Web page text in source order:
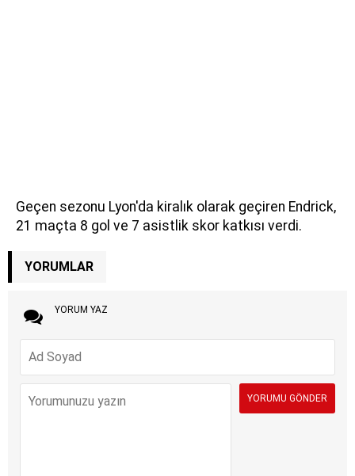
Geçen sezonu Lyon'da kiralık olarak geçiren Endrick,
21 maçta 8 gol ve 7 asistlik skor katkısı verdi.
YORUMLAR
YORUM YAZ